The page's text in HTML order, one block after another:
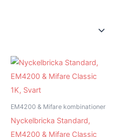
EM4200 & Mifare kombinationer
Nyckelbricka Standard,
EM4200 & Mifare Classic